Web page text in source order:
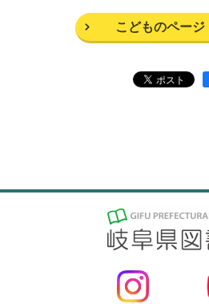
こどものページ